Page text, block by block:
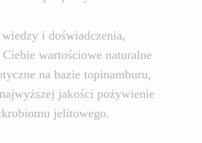
i doświadczenia,
Ciebie wartościowe naturalne
na bazie topinamburu,
jakości pożywienie
jelitowego.